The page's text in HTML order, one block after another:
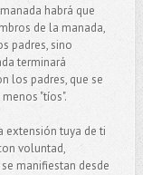
habrá que
de la manada,
padres, sino
terminará
los padres, que se
"tíos".
extensión tuya de ti
voluntad,
manifiestan desde